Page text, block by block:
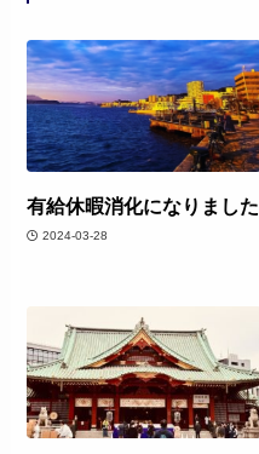
有給休暇消化になりました
2024-03-28